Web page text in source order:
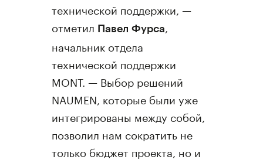
технической поддержки, —
отметил Павел Фурса
начальник отдела
технической поддержки
MONT. — Выбор решений
NAUMEN, которые были уже
интегрированы между собой,
позволил нам сократить не
только бюджет проекта, но и